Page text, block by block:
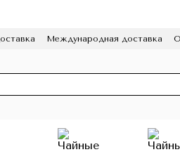
Международная доставка